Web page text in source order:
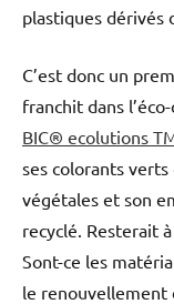
plastiques dérivés
C’est donc un
franchit dans
BIC® ecolutions
ses colorants
végétales et son
recyclé. Resterait
Sont-ce les
le renouvellement